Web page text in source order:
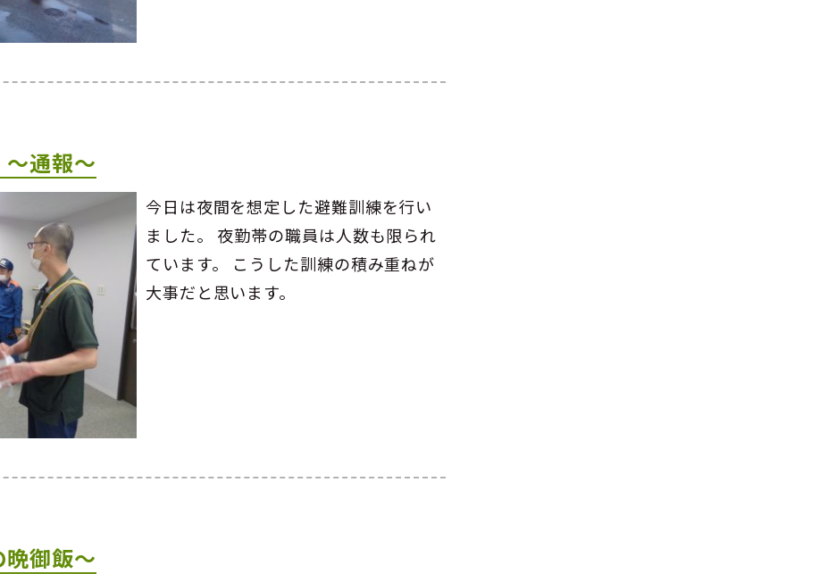
通報～
今日は夜間を想定した避難訓練を行い
ました。 夜勤帯の職員は人数も限られ
ています。 こうした訓練の積み重ねが
大事だと思います。
御飯～